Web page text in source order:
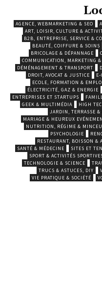
AGENCE, WEBMARKETING & SEO
ART, LOISIR, CULTURE &
B2B, ENTREPRISE, SERVICE &
BEAUTÉ, COIFFURE & SOINS
BRICOLAGE & DÉPANNAGE
COMMUNICATION, MARKETING
DÉMÉNAGEMENT & TRANSPORT
DROIT, AVOCAT & JUSTICE
ECOLE, FORMATION &
ÉLECTRICITÉ, GAZ & ENERGIE
ENTREPRISES ET STARTUPS
GEEK & MULTIMÉDIA
HIGH
JARDIN, TERRASSE &
MARIAGE & HEUREUX
NUTRITION, RÉGIME &
PSYCHOLOGIE
RESTAURANT, BOISSON &
SANTÉ & MÉDECINE
SITES ET
SPORT & ACTIVITÉS
TECHNOLOGIE & SCIENCE
TRUCS & ASTUCES, DIY
VIE PRATIQUE & SOCIÉTÉ